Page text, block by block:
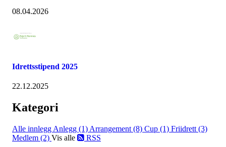
08.04.2026
Idrettsstipend 2025
22.12.2025
Kategori
Alle innlegg Anlegg (1) Arrangement (8) Cup (1) Friidrett (3)
Medlem (2) Vis alle RSS